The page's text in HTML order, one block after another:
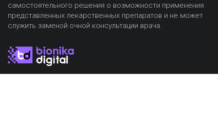
самостоятельного решения о возможности применения
представленных лекарственных препаратов и не может
служить заменой очной консультации врача.